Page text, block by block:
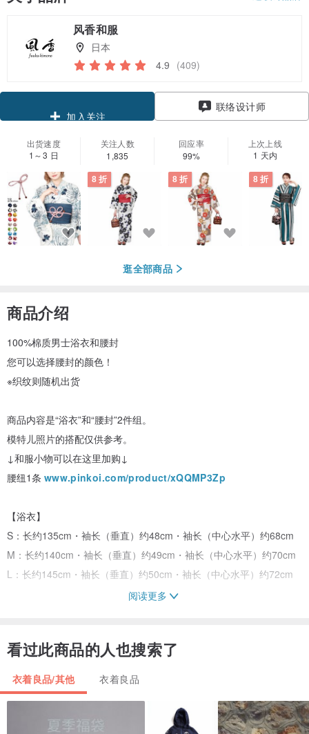
风香和服
日本
4.9 (409)
联络设计师
出货速度
1～3 日
关注人数
1,835
回应率
99%
上次上线
1 天内
8 折 8 折 8 折
逛全部商品
商品介绍
100%棉质男士浴衣和腰封
您可以选择腰封的颜色！
※织纹则随机出货
商品内容是“浴衣”和“腰封”2件组。
模特儿照片的搭配仅供参考。
↓和服小物可以在这里加购↓
腰纽1条 www.pinkoi.com/product/xQQMP3Zp
【浴衣】
S：长约135cm・袖长（垂直）约48cm・袖长（中心水平）约68cm
M：长约140cm・袖长（垂直）约49cm・袖长（中心水平）约70cm
L：长约145cm・袖长（垂直）约50cm・袖长（中心水平）约72cm
【腰封】尺寸：长约400cm，宽约11cm，材质：100%聚酯纤维
【腰封的穿法】
阅读更多
看过此商品的人也搜索了
衣着良品/其他 衣着良品